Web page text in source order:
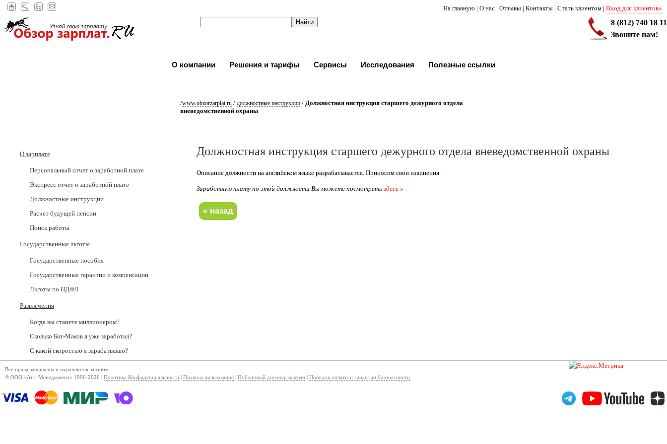
На главную | О нас | Отзывы | Контакты | Стать клиентом | Вход для клиентов»
8 (812) 740 18 11
Звоните нам!
О компании Решения и тарифы Сервисы Исследования Полезные ссылки
/www.obzorzarplat.ru/ должностные инструкции/ Должностная инструкция старшего дежурного отдела
вневедомственной охраны
О зарплате
Персональный отчет о заработной плате
Экспресс отчет о заработной плате
Должностные инструкции
Расчет будущей пенсии
Поиск работы
Государственные льготы
Государственные пособия
Государственные гарантии и компенсации
Льготы по НДФЛ
Развлечения
Когда вы станете миллионером?
Сколько Биг-Маков я уже заработал?
С какой скоростью я зарабатываю?
Должностная инструкция старшего дежурного отдела вневедомственной охраны
Описание должности на английском языке разрабатывается. Приносим свои извинения.
Заработную плату по этой должности Вы можете посмотретьздесь »
Все права защищены и охраняются законом
© ООО «Ант-Менеджмент» 1996-2026 | Политика Конфиденциальности Правила пользования Публичный договор оферта Порядок оплаты и гарантии безопасности